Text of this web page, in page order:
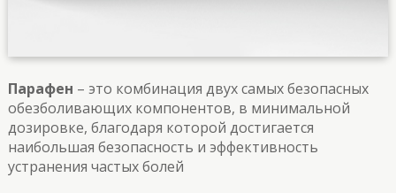
Парафен – это комбинация двух самых безопасных
обезболивающих компонентов, в минимальной
дозировке, благодаря которой достигается
наибольшая безопасность и эффективность
устранения частых болей